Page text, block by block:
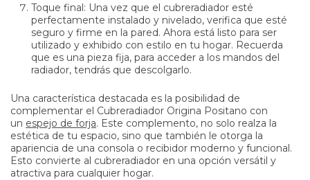
Toque final: Una vez que el cubreradiador esté
perfectamente instalado y nivelado, verifica que esté
seguro y firme en la pared. Ahora está listo para ser
utilizado y exhibido con estilo en tu hogar. Recuerda
que es una pieza fija, para acceder a los mandos del
radiador, tendrás que descolgarlo.
Una característica destacada es la posibilidad de
complementar el Cubreradiador Origina Positano con
un espejo de forja. Este complemento, no solo realza la
estética de tu espacio, sino que también le otorga la
apariencia de una consola o recibidor moderno y funcional.
Esto convierte al cubreradiador en una opción versátil y
atractiva para cualquier hogar.